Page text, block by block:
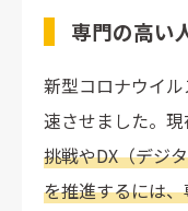
専門の高い
新型コロナウイ
速させました。現
挑戦やDX（デジ
を推進するには